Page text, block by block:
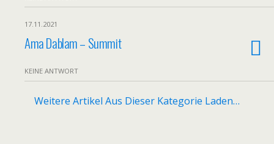
17.11.2021
Ama Dablam – Summit
KEINE ANTWORT
Weitere Artikel Aus Dieser Kategorie Laden…